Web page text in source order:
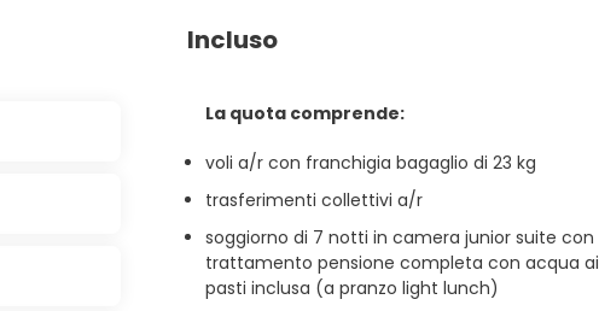
Incluso
La quota comprende:
voli a/r con franchigia bagaglio di 23 kg
trasferimenti collettivi a/r
soggiorno di 7 notti in camera junior suite con
trattamento pensione completa con acqua ai
pasti inclusa (a pranzo light lunch)